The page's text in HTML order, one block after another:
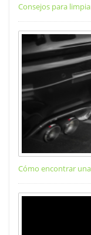
Consejos para
Cómo encontrar